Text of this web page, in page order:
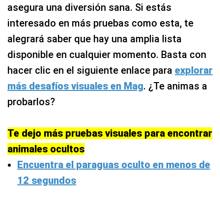
asegura una diversión sana. Si estás
interesado en más pruebas como esta, te
alegrará saber que hay una amplia lista
disponible en cualquier momento. Basta con
hacer clic en el siguiente enlace para explorar
más desafíos visuales en Mag. ¿Te animas a
probarlos?
Te dejo más pruebas visuales para encontrar
animales ocultos
Encuentra el paraguas oculto en menos de
12 segundos